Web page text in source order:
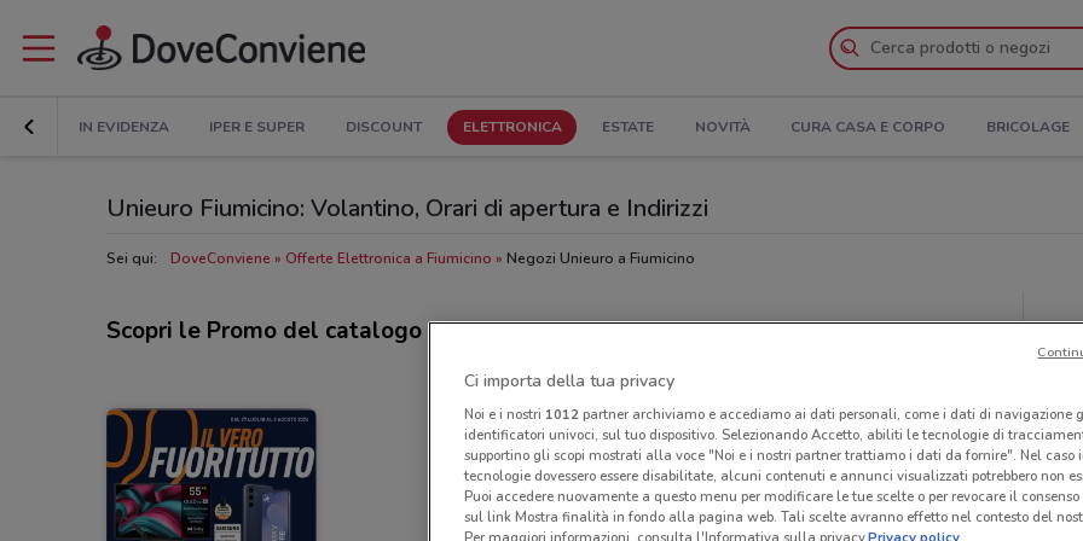
IN EVIDENZA IPER E SUPER DISCOUNT ELETTRONICA ESTATE NOVITÀ CURA CASA E CORPO BRICOLAGE
Unieuro Fiumicino: Volantino, Orari di apertura e Indirizzi
Sei qui: DoveConviene Offerte Elettronica a Fiumicino Negozi Unieuro a Fiumicino
Scopri le Promo del catalogo Unieuro
Ci importa della tua privacy
Noi e i nostri 1012partner archiviamo e accediamo ai dati personali, come i dati di navigazione
identificatori univoci, sul tuo dispositivo. Selezionando Accetto, abiliti le tecnologie di
supportino gli scopi mostrati alla voce "Noi e i nostri partner trattiamo i dati da fornire". Nel caso
tecnologie dovessero essere disabilitate, alcuni contenuti e annunci visualizzati potrebbero non
Puoi accedere nuovamente a questo menu per modificare le tue scelte o per revocare il
sul link Mostra finalità in fondo alla pagina web. Tali scelte avranno effetto nel contesto del
Per maggiori informazioni, consulta l'Informativa sulla privacy.Privacy policy